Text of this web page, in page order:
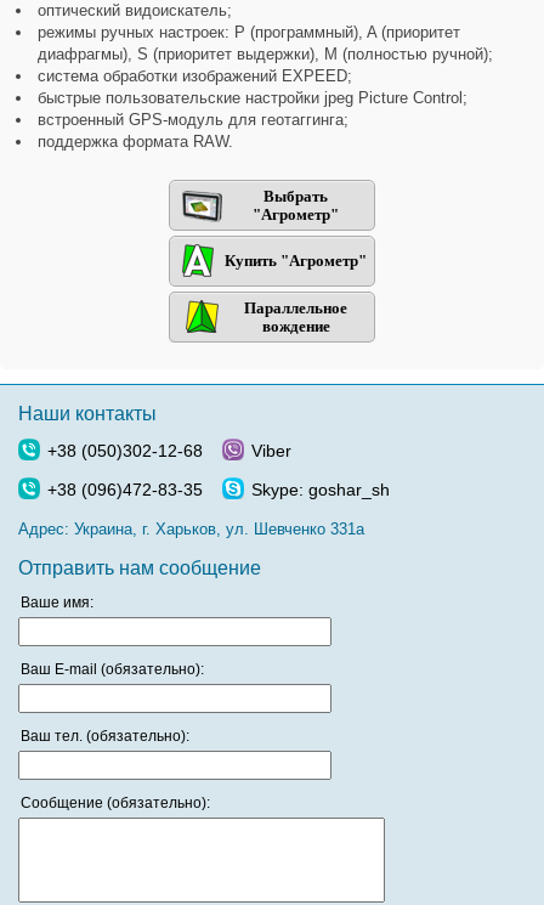
оптический видоискатель;
режимы ручных настроек: P (программный), A (приоритет
диафрагмы), S (приоритет выдержки), M (полностью ручной);
система обработки изображений EXPEED;
быстрые пользовательские настройки jpeg Picture Control;
встроенный GPS-модуль для геотаггинга;
поддержка формата RAW.
Выбрать
"Агрометр"
Купить "Агрометр"
Параллельное
вождение
Наши контакты
+38 (050)302-12-68
+38 (096)472-83-35
Viber
Skype: goshar_sh
Адрес: Украина, г. Харьков, ул. Шевченко 331а
Отправить нам сообщение
Ваше имя:
Ваш E-mail (обязательно):
Ваш тел. (обязательно):
Сообщение (обязательно):